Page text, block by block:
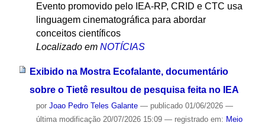
Evento promovido pelo IEA-RP, CRID e CTC usa
linguagem cinematográfica para abordar
conceitos científicos
Localizado em NOTÍCIAS
Exibido na Mostra Ecofalante, documentário
sobre o Tietê resultou de pesquisa feita no IEA
por Joao Pedro Teles Galante — publicado01/06/2026 —
última modificação20/07/2026 15:09 — registrado em: Meio